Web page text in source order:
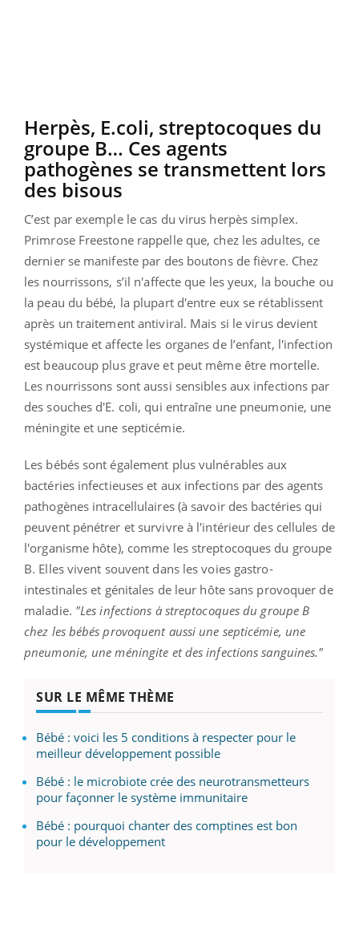
Herpès, E.coli, streptocoques du
groupe B… Ces agents
pathogènes se transmettent lors
des bisous
C’est par exemple le cas du virus herpès simplex.
Primrose Freestone rappelle que, chez les adultes, ce
dernier se manifeste par des boutons de fièvre. Chez
les nourrissons, s’il n'affecte que les yeux, la bouche ou
la peau du bébé, la plupart d'entre eux se rétablissent
après un traitement antiviral. Mais si le virus devient
systémique et affecte les organes de l’enfant, l'infection
est beaucoup plus grave et peut même être mortelle.
Les nourrissons sont aussi sensibles aux infections par
des souches d'E. coli, qui entraîne une pneumonie, une
méningite et une septicémie.
Les bébés sont également plus vulnérables aux
bactéries infectieuses et aux infections par des agents
pathogènes intracellulaires (à savoir des bactéries qui
peuvent pénétrer et survivre à l'intérieur des cellules de
l'organisme hôte), comme les streptocoques du groupe
B. Elles vivent souvent dans les voies gastro-
intestinales et génitales de leur hôte sans provoquer de
maladie. "Les infections à streptocoques du groupe B
chez les bébés provoquent aussi une septicémie, une
pneumonie, une méningite et des infections sanguines."
SUR LE MÊME THÈME
Bébé : voici les 5 conditions à respecter pour le
meilleur développement possible
Bébé : le microbiote crée des neurotransmetteurs
pour façonner le système immunitaire
Bébé : pourquoi chanter des comptines est bon
pour le développement